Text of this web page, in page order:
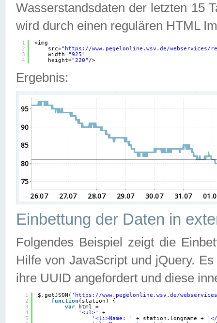
Wasserstandsdaten der letzten 15
wird durch einen regulären HTML
1
2
3
4
<img
src=" https://www.pegelonline.wsv.de/webservices/
width="925"
height="220" />
Ergebnis:
Einbettung der Daten in
Folgendes Beispiel zeigt die
Hilfe von JavaScript und jQuery.
ihre UUID angefordert und diese
1
2
3
4
5
$.getJSON( ' https://www.pegelonline.wsv.de/
function (station) {
var
html =
'<ul>'
+
'<li>Name: '
+ station.longname +